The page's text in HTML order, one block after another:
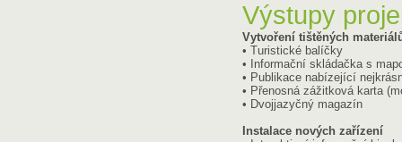
Výstupy
Vytvoření tištěných
• Turistické balíčky
• Informační skládačka s
• Publikace nabízející
• Přenosná zážitková karta
• Dvojjazyčný magazín
Instalace nových zařízení